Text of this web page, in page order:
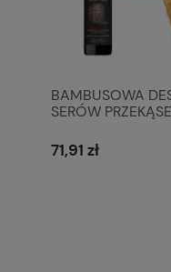
BAMBUSOWA
SERÓW
71,91 zł